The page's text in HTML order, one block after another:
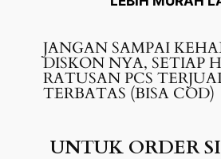
JANGAN SAMPAI
DISKON NYA, SETIAP
RATUSAN PCS
TERBATAS (BISA COD)
UNTUK ORDER